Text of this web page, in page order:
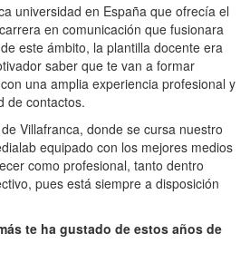
universidad en España que ofrecía el
en comunicación que fusionara
este ámbito, la plantilla docente era
saber que te van a formar
una amplia experiencia profesional y
de contactos.
Villafranca, donde se cursa nuestro
equipado con los mejores medios
como profesional, tanto dentro
pues está siempre a disposición
te ha gustado de estos años de